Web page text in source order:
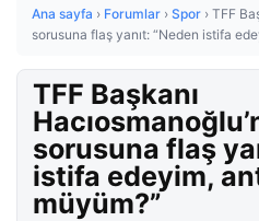
Ana sayfa › Forumlar › Spor › TFF
sorusuna flaş yanıt: “Neden istifa
TFF Başkanı
sorusuna flaş
istifa edeyim,
müyüm?”